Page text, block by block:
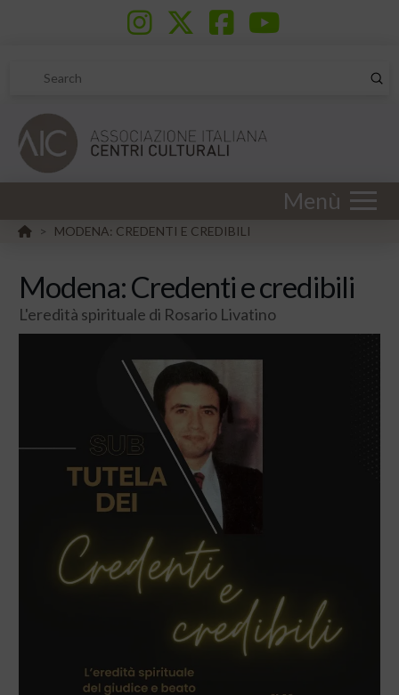
Search
Menù
HOME
> MODENA: CREDENTI E CREDIBILI
Modena: Credenti e credibili
L'eredità spirituale di Rosario Livatino